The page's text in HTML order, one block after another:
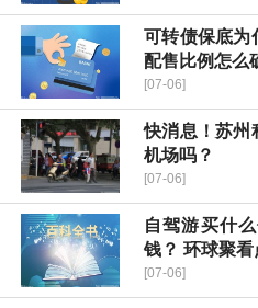
可转债保底为
配售比例怎么
[07-06]
快消息！苏州
机场吗？
[07-06]
自驾游买什
钱？ 环球聚看
[07-06]